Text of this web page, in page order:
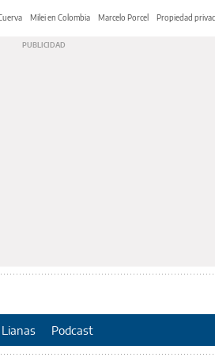
Milei en Colombia Marcelo Porcel Propiedad
Podcast